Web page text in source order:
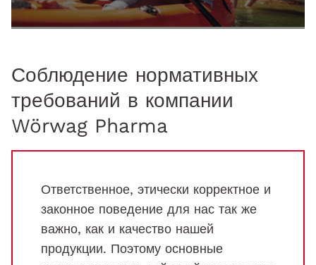
Соблюдение нормативных
требований в компании
Wörwag Pharma
Ответственное, этически корректное и
законное поведение для нас так же
важно, как и качество нашей
продукции. Поэтому основные